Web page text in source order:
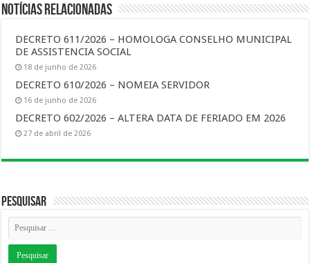
Notícias Relacionadas
DECRETO 611/2026 – HOMOLOGA CONSELHO MUNICIPAL
DE ASSISTENCIA SOCIAL
18 de junho de 2026
DECRETO 610/2026 – NOMEIA SERVIDOR
16 de junho de 2026
DECRETO 602/2026 – ALTERA DATA DE FERIADO EM 2026
27 de abril de 2026
Pesquisar